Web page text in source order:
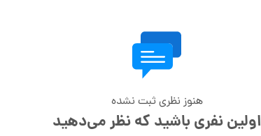
هنوز نظری ثبت نشده
اولین نفری باشید که نظر می‌دهید